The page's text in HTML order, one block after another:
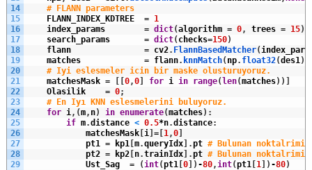
14
15
16
17
18
19
20
21
22
23
24
25
26
27
28
29
# FLANN parameters
FLANN_INDEX_KDTREE
= 1
index_params
= dict(algorithm = 0, trees = 15)
search_params
= dict( checks=150)
flann
= cv2. FlannBasedMatcher(
matches
= flann. knnMatch( np. float32(des1)
# Iyi eslesmeler icin bir maske olusturuyoruz.
matchesMask = [0,0 for i in range( len(matches) )
Olasilik
= 0;
# En Iyı KNN eslesmelerini buluyoruz.
for i, (m, n) in enumerate(matches) :
if m.distance < 0.5*n.distance:
matchesMask [i ]= 1,0
pt1 = kp1 [m.queryIdx .pt # Bulunan
pt2 = kp2 n.trainIdx .pt # Bulunan
Ust_Sag
= (int(pt1 [0 ) -80,int(pt1 1 ) -80)